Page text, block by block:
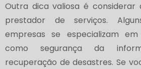
Outra dica valiosa é considerar
prestador de serviços.
empresas se especializam
como segurança da
recuperação de desastres. Se